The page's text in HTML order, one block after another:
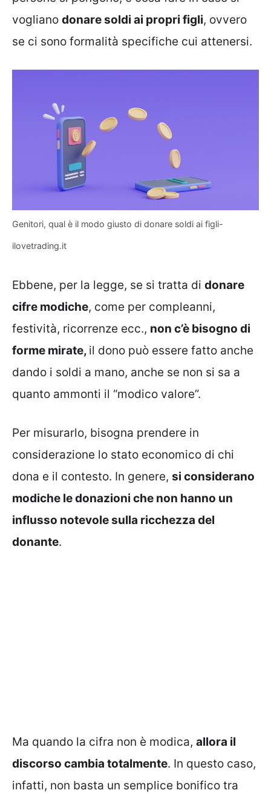
vogliano donare soldi ai propri figli, ovvero
se ci sono formalità specifiche cui attenersi.
Genitori, qual è il modo giusto di donare soldi ai figli-
ilovetrading.it
Ebbene, per la legge, se si tratta di donare
cifre modiche, come per compleanni,
festività, ricorrenze ecc., non c’è bisogno di
forme mirate, il dono può essere fatto anche
dando i soldi a mano, anche se non si sa a
quanto ammonti il “modico valore”.
Per misurarlo, bisogna prendere in
considerazione lo stato economico di chi
dona e il contesto. In genere, si considerano
modiche le donazioni che non hanno un
influsso notevole sulla ricchezza del
donante.
Ma quando la cifra non è modica, allora il
discorso cambia totalmente. In questo caso,
infatti, non basta un semplice bonifico tra